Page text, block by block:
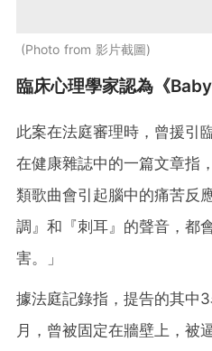
Photo from 影片截圖
臨床心理學家認為《
此案在法庭審理時，曾援引
在健康雜誌中的一篇文章指
類歌曲會引起腦中的痛苦反
調』和『刺耳』的聲音，都
害。」
據法庭記錄指，提告的其中
月，曾被固定在牆壁上，被